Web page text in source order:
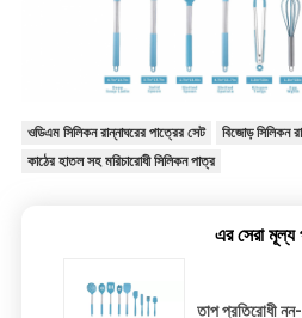
ওডিএম সিলিকন রান্নাঘরের পাত্রের সেট
বিজোড় সিলিকন
কাঠের হাতল সহ মরিচারোধী সিলিকন পাত্র
এর সেরা মূল্য
তাপ প্রতিরোধী